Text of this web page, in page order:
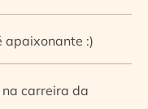
apaixonante :)
carreira da